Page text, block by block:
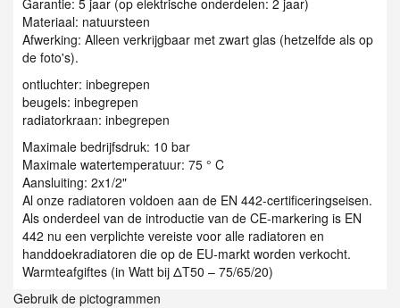
Materiaal: natuursteen
Afwerking: Alleen verkrijgbaar met zwart glas (hetzelfde als op
de foto's).
ontluchter: inbegrepen
beugels: inbegrepen
radiatorkraan: inbegrepen
Maximale bedrijfsdruk: 10 bar
Maximale watertemperatuur: 75 ° C
Aansluiting: 2x1/2"
Al onze radiatoren voldoen aan de EN 442-certificeringseisen.
Als onderdeel van de introductie van de CE-markering is EN
442 nu een verplichte vereiste voor alle radiatoren en
handdoekradiatoren die op de EU-markt worden verkocht.
Warmteafgiftes (in Watt bij ΔT50 – 75/65/20)
Gebruik de pictogrammen